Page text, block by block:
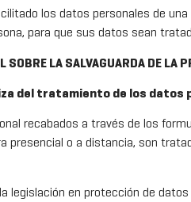
los datos personales de
para que sus datos sean
SOBRE LA SALVAGUARDA DE LA
del tratamiento de los datos
recabados a través de los
o a distancia, son
legislación en protección de